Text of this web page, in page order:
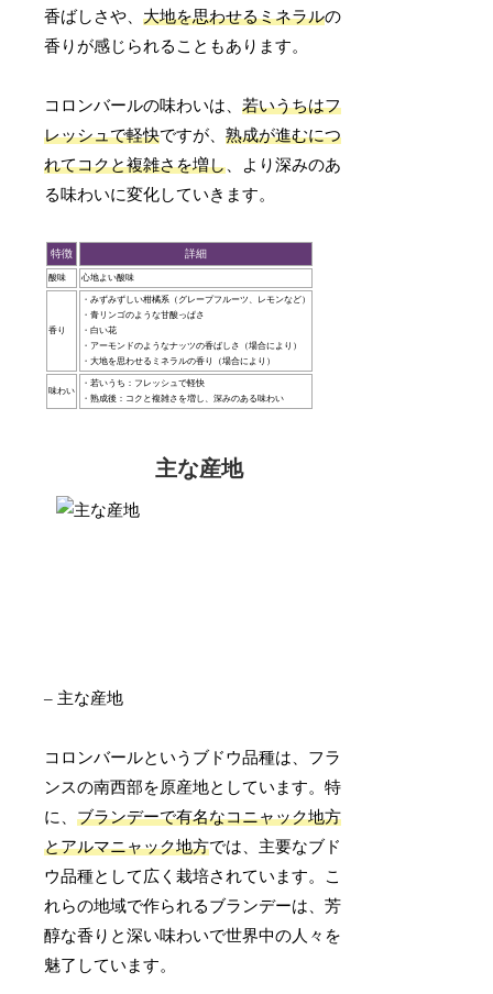
香ばしさや、大地を思わせるミネラルの
香りが感じられることもあります。
コロンバールの味わいは、若いうちはフ
レッシュで軽快ですが、熟成が進むにつ
れてコクと複雑さを増し 、より深みのあ
る味わいに変化していきます。
特徴 詳細
酸味 心地よい酸味
香り
・みずみずしい柑橘系（グレープフルーツ、レモンなど）
・青リンゴのような甘酸っぱさ
・白い花
・アーモンドのようなナッツの香ばしさ（場合により）
・大地を思わせるミネラルの香り（場合により）
味わい
・若いうち：フレッシュで軽快
・熟成後：コクと複雑さを増し、深みのある味わい
主な産地
– 主な産地
コロンバールというブドウ品種は、フラ
ンスの南西部を原産地としています。特
に、ブランデーで有名なコニャック地方
とアルマニャック地方では、主要なブド
ウ品種として広く栽培されています。こ
れらの地域で作られるブランデーは、芳
醇な香りと深い味わいで世界中の人々を
魅了しています。